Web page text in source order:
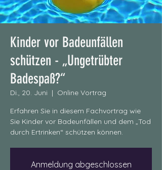
Kinder vor Badeunfällen
schützen - „Ungetrübter
Badespaß?“
Di., 20. Juni
  |
Online Vortrag
Erfahren Sie in diesem Fachvortrag wie
Sie Kinder vor Badeunfällen und dem „Tod
durch Ertrinken“ schützen können.
Anmeldung abgeschlossen